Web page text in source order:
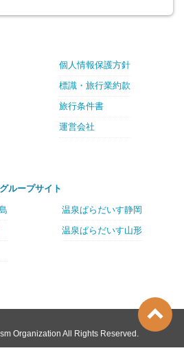
個人情報保護方針
標識・旅行業約款
旅行条件書
運営会社
グループサイト
温泉ぱらだいす静岡
温泉ぱらだいす山形
Organization All Rights Reserved.